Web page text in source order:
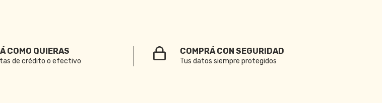
COMO QUIERAS
de crédito o efectivo
COMPRÁ CON SEGURIDAD
Tus datos siempre protegidos